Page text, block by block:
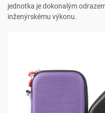
jednotka je dokonalým
inženýrskému výkonu.